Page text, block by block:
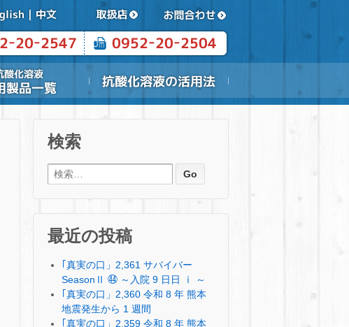
検索
検索:
最近の投稿
｢真実の口」2,361 サバイバー
SeasonⅡ ㊹ ～入院 9 日日 ⅰ ～
｢真実の口」2,360 令和 8 年 熊本
地震発生から 1 週間
｢真実の口」2,359 令和 8 年 熊本